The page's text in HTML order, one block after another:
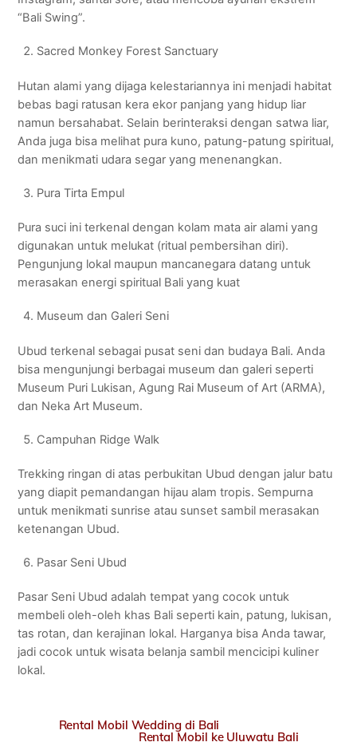
“Bali Swing”.
Sacred Monkey Forest Sanctuary
Hutan alami yang dijaga kelestariannya ini menjadi habitat
bebas bagi ratusan kera ekor panjang yang hidup liar
namun bersahabat. Selain berinteraksi dengan satwa liar,
Anda juga bisa melihat pura kuno, patung-patung spiritual,
dan menikmati udara segar yang menenangkan.
Pura Tirta Empul
Pura suci ini terkenal dengan kolam mata air alami yang
digunakan untuk melukat (ritual pembersihan diri).
Pengunjung lokal maupun mancanegara datang untuk
merasakan energi spiritual Bali yang kuat
Museum dan Galeri Seni
Ubud terkenal sebagai pusat seni dan budaya Bali. Anda
bisa mengunjungi berbagai museum dan galeri seperti
Museum Puri Lukisan, Agung Rai Museum of Art (ARMA),
dan Neka Art Museum.
Campuhan Ridge Walk
Trekking ringan di atas perbukitan Ubud dengan jalur batu
yang diapit pemandangan hijau alam tropis. Sempurna
untuk menikmati sunrise atau sunset sambil merasakan
ketenangan Ubud.
Pasar Seni Ubud
Pasar Seni Ubud adalah tempat yang cocok untuk
membeli oleh-oleh khas Bali seperti kain, patung, lukisan,
tas rotan, dan kerajinan lokal. Harganya bisa Anda tawar,
jadi cocok untuk wisata belanja sambil mencicipi kuliner
lokal.
Rental Mobil Wedding di Bali
Rental Mobil ke Uluwatu Bali